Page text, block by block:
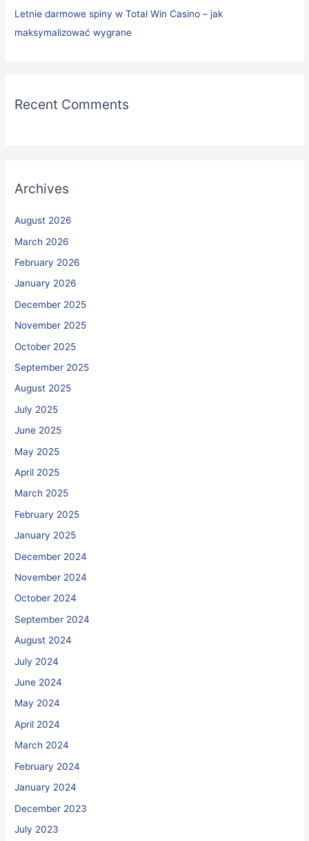
Letnie darmowe spiny w Total Win Casino – jak
maksymalizować wygrane
Recent Comments
Archives
August 2026
March 2026
February 2026
January 2026
December 2025
November 2025
October 2025
September 2025
August 2025
July 2025
June 2025
May 2025
April 2025
March 2025
February 2025
January 2025
December 2024
November 2024
October 2024
September 2024
August 2024
July 2024
June 2024
May 2024
April 2024
March 2024
February 2024
January 2024
December 2023
July 2023